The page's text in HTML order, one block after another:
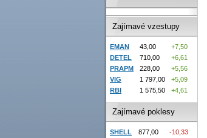
Zajímavé vzestupy
EMAN 43,00
+7,50
DETEL
710,00
+6,61
PRAPM
228,00
+5,56
VIG
1 797,00
+5,09
RBI
1 575,50 +4,61
Zajímavé poklesy
SHELL 877,00
-10,33